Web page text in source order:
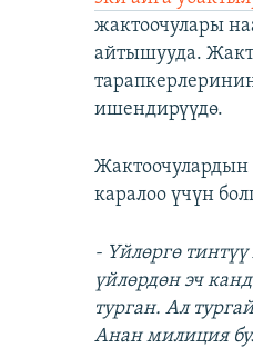
жактоочулары
айтышууда.
ишендирүүдө.
каралоо үчүн
- Үйлөргө
үйлөрдөн эч
турган. Ал
Анан милиция